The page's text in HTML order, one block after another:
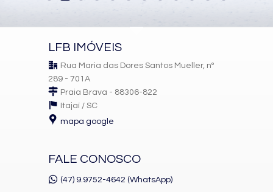
LFB IMÓVEIS
Rua Maria das Dores Santos Mueller, nº
289 - 701A
Praia Brava - 88306-822
Itajaí / SC
mapa google
FALE CONOSCO
(47) 9.9752-4642 (WhatsApp)